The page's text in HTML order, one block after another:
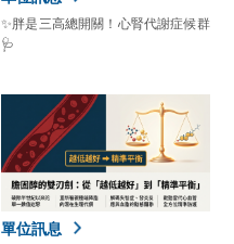
✨胖是三高總開關！心腎代謝症候群
🩺
單位訊息